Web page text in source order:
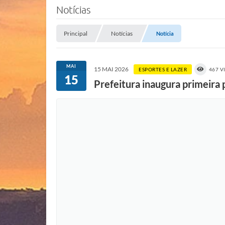
Notícias
Principal Notícias Notícia
MAI
15
15 MAI 2026 ESPORTES E LAZER 467
Prefeitura inaugura primeira